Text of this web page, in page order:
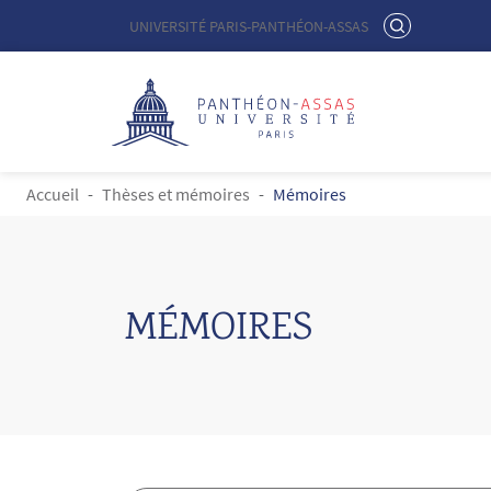
Aller au contenu principal
Menu liste site Custom EN
UNIVERSITÉ PARIS-PANTHÉON-ASSAS RECHERCHER
Logo
FIL D'ARIANE
Accueil Thèses et mémoires Mémoires
MÉMOIRES